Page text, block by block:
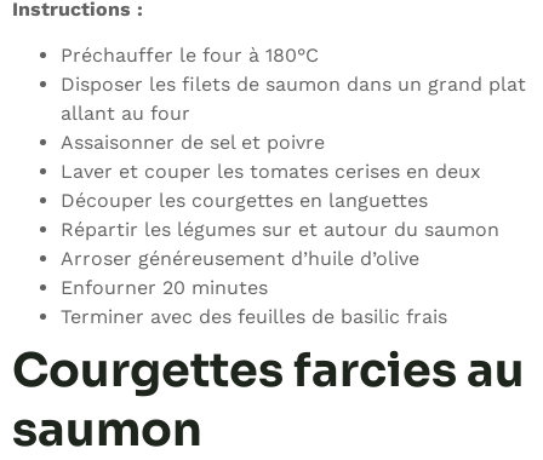
Instructions :
Préchauffer le four à 180°C
Disposer les filets de saumon dans un grand plat
allant au four
Assaisonner de sel et poivre
Laver et couper les tomates cerises en deux
Découper les courgettes en languettes
Répartir les légumes sur et autour du saumon
Arroser généreusement d’huile d’olive
Enfourner 20 minutes
Terminer avec des feuilles de basilic frais
Courgettes farcies au
saumon